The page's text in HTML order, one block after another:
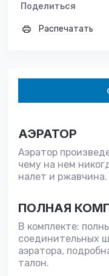
Поделиться
Распечатать
АЭРАТОР
Аэратор
чему на нем
налет и ржавчина.
ПОЛНАЯ
В комплекте:
соединительных
аэратора,
талон.